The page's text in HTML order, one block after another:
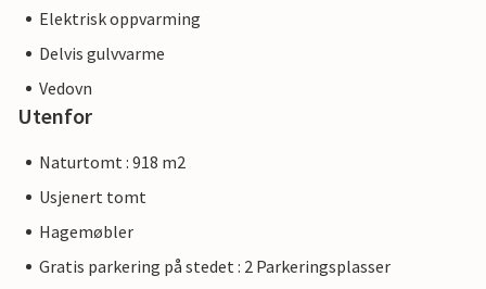
Elektrisk oppvarming
Delvis gulvvarme
Vedovn
Utenfor
Naturtomt : 918 m2
Usjenert tomt
Hagemøbler
Gratis parkering på stedet : 2 Parkeringsplasser